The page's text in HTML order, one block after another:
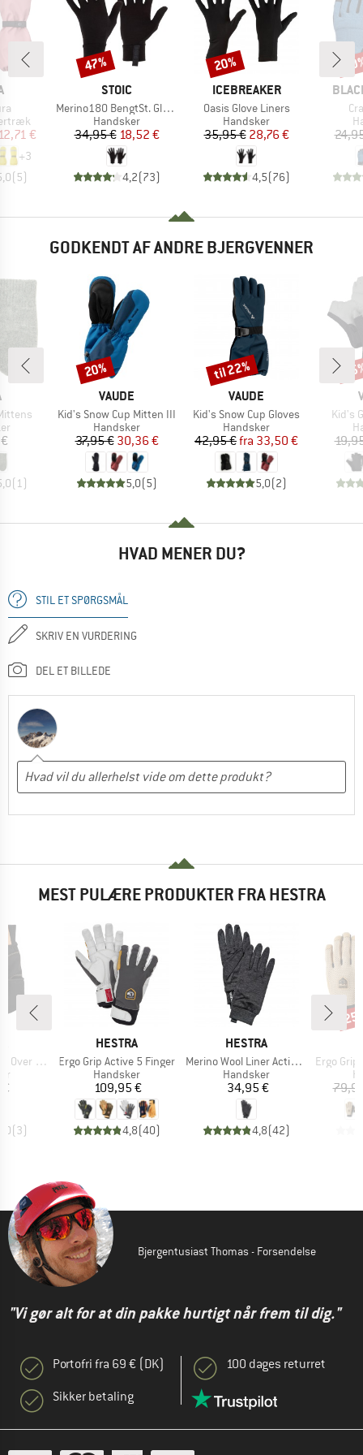
pris
€
+3
(5)
MÆRKE
STOIC
Artikel
Merino180 BengtSt. Glove
Produktgruppe
Handsker
Pris
34,95 €Nedsat pris
18,52 €
4,2(73)
Rabat
47%
MÆRKE
ICEBREAKER
Artikel
Oasis Glove Liners
Produktgruppe
Handsker
Pris
35,95 €Nedsat pris
28,76 €
4,5(76)
Rabat
20%
GODKENDT AF ANDRE BJERGVENNER
(1)
MÆRKE
VAUDE
Artikel
Kid's Snow Cup Mitten III
Produktgruppe
Handsker
Pris
37,95 € Nedsat pris
30,36 €
5,0(5)
Rabat
20%
MÆRKE
VAUDE
Artikel
Kid's Snow Cup Gloves
Produktgruppe
Handsker
Pris
42,95 € Nedsat pris
fra 33,50 €
5,0(2)
Rabat
til 22%
Artikel
Kid's
HVAD MENER DU?
STIL ET SPØRGSMÅL
SKRIV EN VURDERING
DEL ET BILLEDE
MEST PULÆRE PRODUKTER FRA HESTRA
Mitt
(3)
MÆRKE
HESTRA
Artikel
Ergo Grip Active 5 Finger
Produktgruppe
Handsker
Pris
109,95 €
4,8(40)
MÆRKE
HESTRA
Artikel
Merino Wool Liner Active 5 Finger
Produktgruppe
Handsker
Pris
34,95 €
4,8(42)
Artikel
Ergo Grip
Bjergentusiast Thomas - Forsendelse
"Vi gør alt for at din pakke hurtigt når frem til dig."
Portofri fra 69 € (DK)
Sikker betaling
100 dages returret